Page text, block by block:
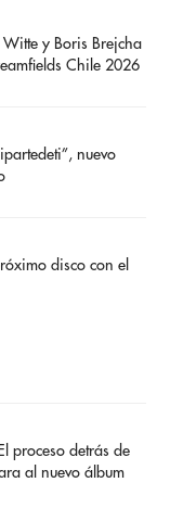
y Boris Brejcha
Chile 2026
nuevo
disco con el
proceso detrás de
al nuevo álbum